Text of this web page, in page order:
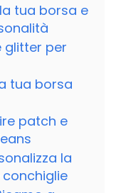
tua borsa e
glitter per
tua borsa
patch e
la